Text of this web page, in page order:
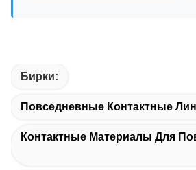
Бирки:
Повседневные Контактные
Контактные Материалы Для